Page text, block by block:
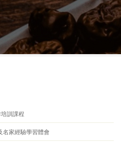
訓課程
名家經驗學習體會